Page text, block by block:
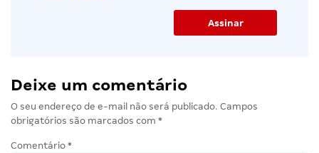
Deixe um comentário
O seu endereço de e-mail não será publicado. Campos
obrigatórios são marcados com *
Comentário *